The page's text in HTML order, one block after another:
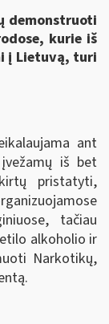
demonstruoti
kurie iš
į Lietuvą, turi
ant
iš bet
pristatyti,
tačiau
alkoholio ir
Narkotikų,